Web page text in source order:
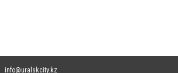
info@uralskcity.kz